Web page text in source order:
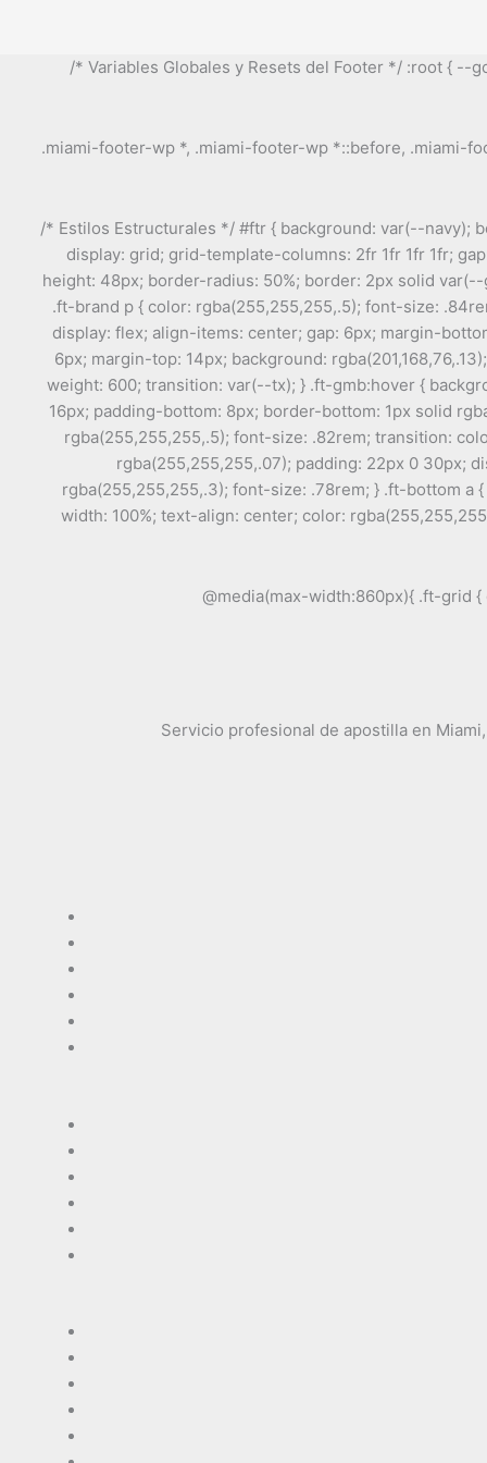
/* Variables Globales y Resets del Footer */ :root { --
.miami-footer-wp *, .miami-footer-wp *::before, .miami-
/* Estilos Estructurales */ #ftr { background: var(--navy);
display: grid; grid-template-columns: 2fr 1fr 1fr 1fr;
height: 48px; border-radius: 50%; border: 2px solid
.ft-brand p { color: rgba(255,255,255,.5); font-size:
display: flex; align-items: center; gap: 6px; margin-
6px; margin-top: 14px; background:
weight: 600; transition: var(--tx); } .ft-gmb:hover {
16px; padding-bottom: 8px; border-bottom: 1px solid
rgba(255,255,255,.5); font-size: .82rem; transition:
rgba(255,255,255,.07); padding: 22px 0 30px;
rgba(255,255,255,.3); font-size: .78rem; } .ft-bottom
width: 100%; text-align: center; color:
@media(max-width:860px){ .ft-grid
Servicio profesional de apostilla en